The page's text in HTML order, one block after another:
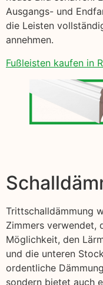
Ausgangs- und
die Leisten
annehmen.
Fußleisten kaufen in
Trittschalldämmung
Zimmers verwendet,
Möglichkeit, den
und die unteren
ordentliche
sondern bietet auch